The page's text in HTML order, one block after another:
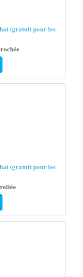
(gratuit pour les
(gratuit pour les